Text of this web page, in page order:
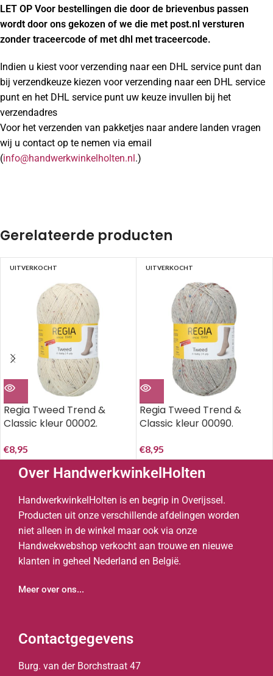
LET OP Voor bestellingen die door de brievenbus passen
wordt door ons gekozen of we die met post.nl versturen
zonder traceercode of met dhl met traceercode.
Indien u kiest voor verzending naar een DHL service punt dan
bij verzendkeuze kiezen voor verzending naar een DHL service
punt en het DHL service punt uw keuze invullen bij het
verzendadres
Voor het verzenden van pakketjes naar andere landen vragen
wij u contact op te nemen via email
(info@handwerkwinkelholten.nl.)
Gerelateerde producten
UITVERKOCHT
Regia Tweed Trend &
Classic kleur 00002.
€8,95
UITVERKOCHT
Regia Tweed Trend &
Classic kleur 00090.
€8,95
Over HandwerkwinkelHolten
HandwerkwinkelHolten is en begrip in Overijssel.
Producten uit onze verschillende afdelingen worden
niet alleen in de winkel maar ook via onze
Handwekwebshop verkocht aan trouwe en nieuwe
klanten in geheel Nederland en België.
Meer over ons...
Contactgegevens
Burg. van der Borchstraat 47